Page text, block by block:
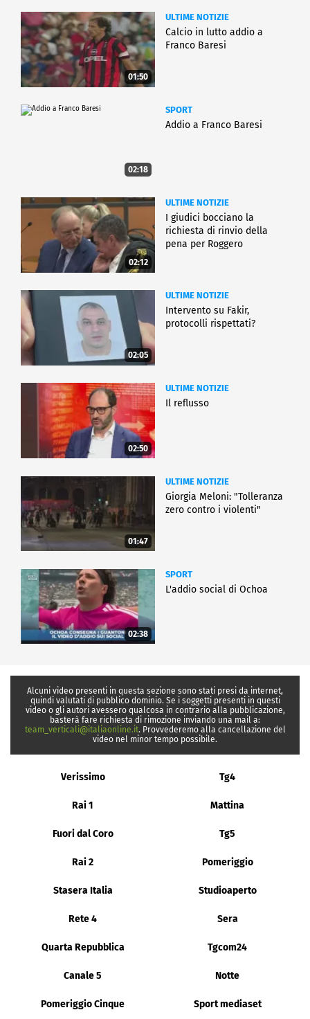
01:50
ULTIME NOTIZIE
Calcio in lutto addio a
Franco Baresi
02:18
SPORT
Addio a Franco Baresi
02:12
ULTIME NOTIZIE
I giudici bocciano la
richiesta di rinvio della
pena per Roggero
02:05
ULTIME NOTIZIE
Intervento su Fakir,
protocolli rispettati?
02:50
ULTIME NOTIZIE
Il reflusso
01:47
ULTIME NOTIZIE
Giorgia Meloni: "Tolleranza
zero contro i violenti"
02:38
SPORT
L'addio social di Ochoa
Alcuni video presenti in questa sezione sono stati presi da internet,
quindi valutati di pubblico dominio. Se i soggetti presenti in questi
video o gli autori avessero qualcosa in contrario alla pubblicazione,
basterà fare richiesta di rimozione inviando una mail a:
team_verticali@italiaonline.it. Provvederemo alla cancellazione del
video nel minor tempo possibile.
Verissimo Tg4
Rai 1 Mattina
Fuori dal Coro Tg5
Rai 2 Pomeriggio
Stasera Italia Studioaperto
Rete 4 Sera
Quarta Repubblica Tgcom24
Canale 5 Notte
Pomeriggio Cinque Sport mediaset